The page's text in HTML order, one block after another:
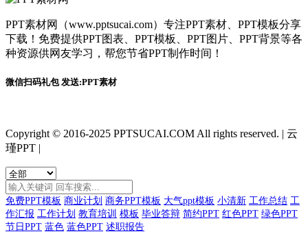
PPT素材网（www.pptsucai.com）专注PPT素材、PPT模板分享
下载！免费提供PPT图表、PPT模板、PPT图片、PPT背景等各
种资源供网友学习，帮您节省PPT制作时间！
微信扫码礼包 发送:PPT素材
Copyright © 2016-2025 PPTSUCAI.COM All rights reserved. | 云
瑾PPT |
免费PPT模板 商业计划 商务PPT模板 大气ppt模板 小清新 工作总结 工
作汇报 工作计划 教育培训 模板 毕业答辩 简约PPT 红色PPT 绿色PPT
节日PPT 蓝色 蓝色PPT 述职报告